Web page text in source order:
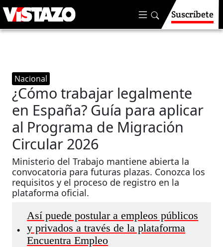
Suscríbete
Nacional
¿Cómo trabajar legalmente
en España? Guía para aplicar
al Programa de Migración
Circular 2026
Ministerio del Trabajo mantiene abierta la
convocatoria para futuras plazas. Conozca los
requisitos y el proceso de registro en la
plataforma oficial.
•
Así puede postular a empleos públicos
y privados a través de la plataforma
Encuentra Empleo